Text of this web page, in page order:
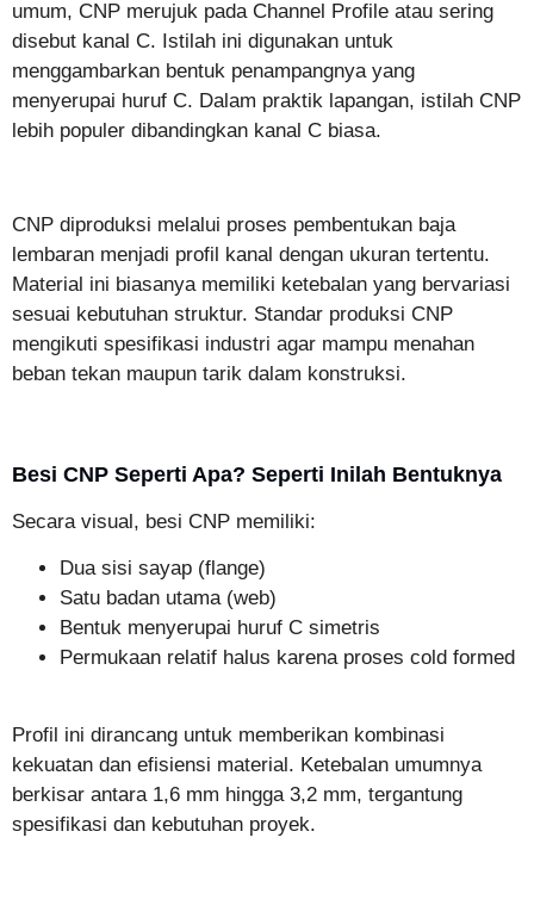
umum, CNP merujuk pada Channel Profile atau sering
disebut kanal C. Istilah ini digunakan untuk
menggambarkan bentuk penampangnya yang
menyerupai huruf C. Dalam praktik lapangan, istilah CNP
lebih populer dibandingkan kanal C biasa.
CNP diproduksi melalui proses pembentukan baja
lembaran menjadi profil kanal dengan ukuran tertentu.
Material ini biasanya memiliki ketebalan yang bervariasi
sesuai kebutuhan struktur. Standar produksi CNP
mengikuti spesifikasi industri agar mampu menahan
beban tekan maupun tarik dalam konstruksi.
Besi CNP Seperti Apa? Seperti Inilah Bentuknya
Secara visual, besi CNP memiliki:
Dua sisi sayap (flange)
Satu badan utama (web)
Bentuk menyerupai huruf C simetris
Permukaan relatif halus karena proses cold formed
Profil ini dirancang untuk memberikan kombinasi
kekuatan dan efisiensi material. Ketebalan umumnya
berkisar antara 1,6 mm hingga 3,2 mm, tergantung
spesifikasi dan kebutuhan proyek.